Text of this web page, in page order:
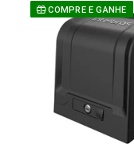
COMPRE E GANHE